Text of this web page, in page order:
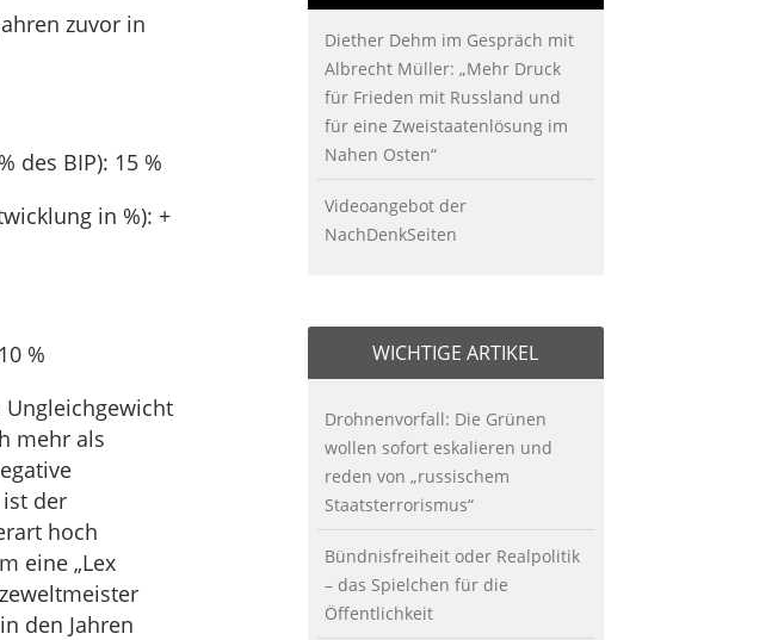
zuvor in
des BIP): 15 %
in %): +
%
mehr als
der
hoch
eine „Lex
den Jahren
Diether Dehm im Gespräch mit
Albrecht Müller: „Mehr Druck
für Frieden mit Russland und
für eine Zweistaatenlösung im
Nahen Osten“
Videoangebot der
NachDenkSeiten
WICHTIGE ARTIKEL
Drohnenvorfall: Die Grünen
wollen sofort eskalieren und
reden von „russischem
Staatsterrorismus“
Bündnisfreiheit oder Realpolitik
– das Spielchen für die
Öffentlichkeit